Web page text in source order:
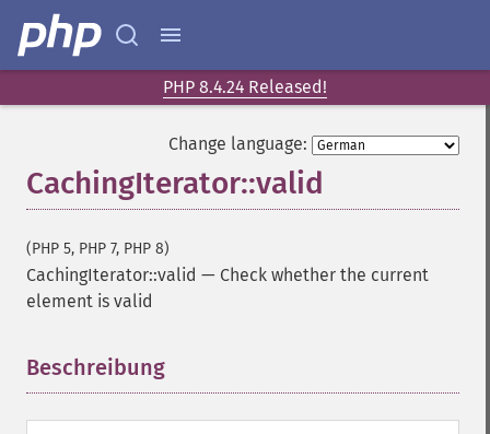
PHP 8.4.24 Released!
Change language:
CachingIterator::valid
(PHP 5, PHP 7, PHP 8)
CachingIterator::valid — Check whether the current
element is valid
Beschreibung